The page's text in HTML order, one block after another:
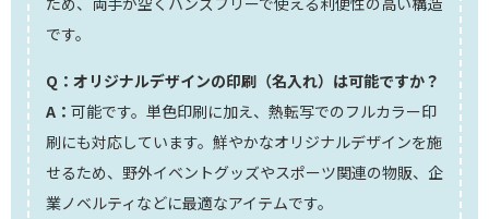
です。
Q：オリジナルデザインの印刷（名入れ）は可能ですか？
A： 可能です。単色印刷に加え、熱転写でのフルカラー印
刷にも対応しています。鮮やかなオリジナルデザインを施
せるため、野外イベントグッズやスポーツ関連の物販、企
業ノベルティなどに最適なアイテムです。